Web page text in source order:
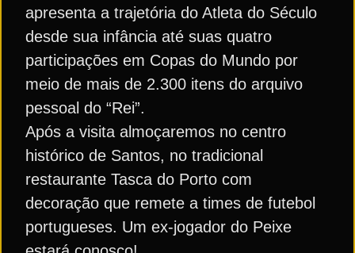
apresenta a trajetória do Atleta do Século
desde sua infância até suas quatro
participações em Copas do Mundo por
meio de mais de 2.300 itens do arquivo
pessoal do “Rei”.
Após a visita almoçaremos no centro
histórico de Santos, no tradicional
restaurante Tasca do Porto com
decoração que remete a times de futebol
portugueses. Um ex-jogador do Peixe